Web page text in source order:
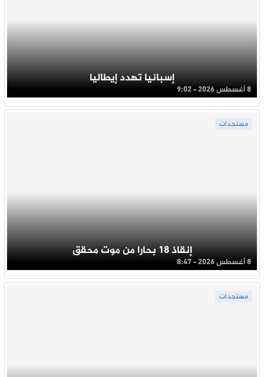
إسبانيا تهدد إيطاليا
8 أغسطس 2026 - 9:02
مستجدات
إنقاذ 18 بحارا من موت محقق
8 أغسطس 2026 - 8:47
مستجدات